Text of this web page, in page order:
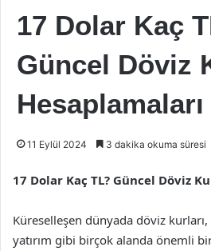
17 Dolar Kaç
Güncel Döviz
Hesaplamaları
11 Eylül 2024 3 dakika okuma süresi
17 Dolar Kaç TL? Güncel Döviz
Küreselleşen dünyada döviz
yatırım gibi birçok alanda önemli